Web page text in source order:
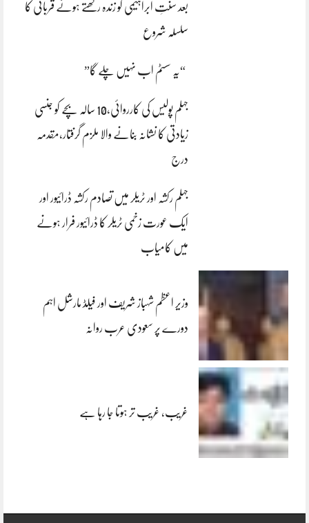
بعد سنتِ ابراہیمی کو زندہ رکھتے ہوئے قربانی کا
سلسلہ شروع
“یہ سسٹم اب نہیں چلے گا”
جہلم پولیس کی کارروائی،10 سالہ بچے کو جنسی
زیادتی کا نشانہ بنانے والا ملزم گرفتار،مقدمہ
درج
جہلم رکشہ اور ٹریلر میں تصادم رکشہ ڈرائیور اور
ایک عورت زخمی ٹریلر کا ڈرائیور فرار ہونے
میں کامیاب
وزیر اعظم شہباز شریف اور فیلڈ مارشل اہم
دورے پر سعودی عرب روانہ
غریب، غریب تر ہوتا جا رہا ہے